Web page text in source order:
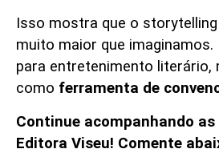
Isso mostra que o
muito maior que imaginamos.
para entretenimento literário,
como ferramenta de
Continue acompanhando as
Editora Viseu! Comente